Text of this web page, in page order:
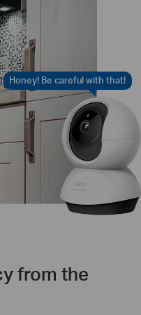
Honey! Be careful with that!
from the